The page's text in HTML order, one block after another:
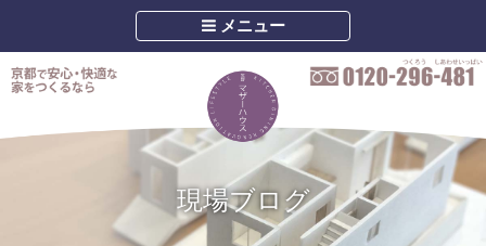
メニュー
現場ブログ